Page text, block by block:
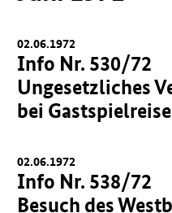
02.06.1972
Info Nr. 530/72
Ungesetzliches
bei Gastspielreise
02.06.1972
Info Nr. 538/72
Besuch des